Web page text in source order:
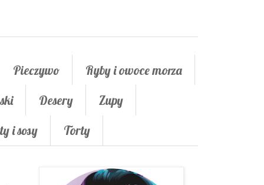
Pieczywo
Ryby i owoce morza
Desery
Zupy
i sosy
Torty